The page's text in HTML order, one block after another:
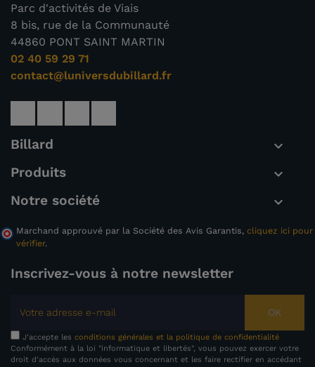
Parc d'activités de Viais
8 bis, rue de la Communauté
44860 PONT SAINT MARTIN
02 40 59 29 71
contact@luniversdubillard.fr
Billard 
Produits 
Notre société 
Marchand approuvé par la Société des Avis Garantis, cliquez ici pour
vérifier.
Inscrivez-vous à notre newsletter
OK
J'accepte les conditions générales et la politique de confidentialité
Conformément à la loi "informatique et libertés", vous pouvez exercer votre
droit d'accès aux données vous concernant et les faire rectifier en accédant